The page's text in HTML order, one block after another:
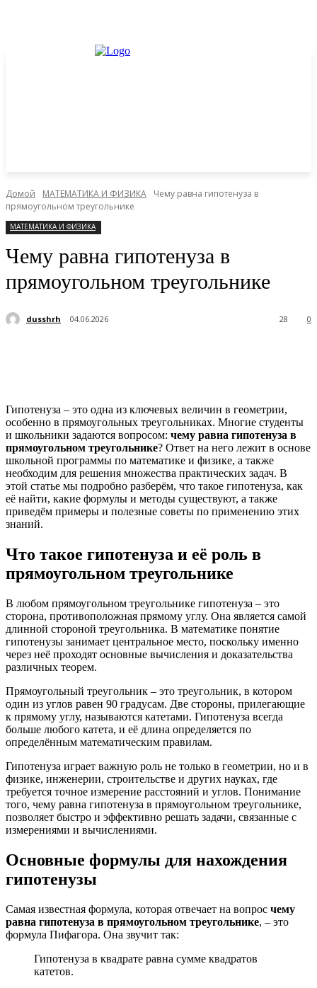
Домой МАТЕМАТИКА И ФИЗИКА
Чему равна гипотенуза в
прямоугольном треугольнике
МАТЕМАТИКА И ФИЗИКА
Чему равна гипотенуза в
прямоугольном треугольнике
dusshrh 04.06.2026 0
28
Гипотенуза – это одна из ключевых величин в геометрии,
особенно в прямоугольных треугольниках. Многие студенты
и школьники задаются вопросом: чему равна гипотенуза в
прямоугольном треугольнике? Ответ на него лежит в основе
школьной программы по математике и физике, а также
необходим для решения множества практических задач. В
этой статье мы подробно разберём, что такое гипотенуза, как
её найти, какие формулы и методы существуют, а также
приведём примеры и полезные советы по применению этих
знаний.
Что такое гипотенуза и её роль в
прямоугольном треугольнике
В любом прямоугольном треугольнике гипотенуза – это
сторона, противоположная прямому углу. Она является самой
длинной стороной треугольника. В математике понятие
гипотенузы занимает центральное место, поскольку именно
через неё проходят основные вычисления и доказательства
различных теорем.
Прямоугольный треугольник – это треугольник, в котором
один из углов равен 90 градусам. Две стороны, прилегающие
к прямому углу, называются катетами. Гипотенуза всегда
больше любого катета, и её длина определяется по
определённым математическим правилам.
Гипотенуза играет важную роль не только в геометрии, но и в
физике, инженерии, строительстве и других науках, где
требуется точное измерение расстояний и углов. Понимание
того, чему равна гипотенуза в прямоугольном треугольнике,
позволяет быстро и эффективно решать задачи, связанные с
измерениями и вычислениями.
Основные формулы для нахождения
гипотенузы
Самая известная формула, которая отвечает на вопрос чему
равна гипотенуза в прямоугольном треугольнике, – это
формула Пифагора. Она звучит так:
Гипотенуза в квадрате равна сумме квадратов
катетов.